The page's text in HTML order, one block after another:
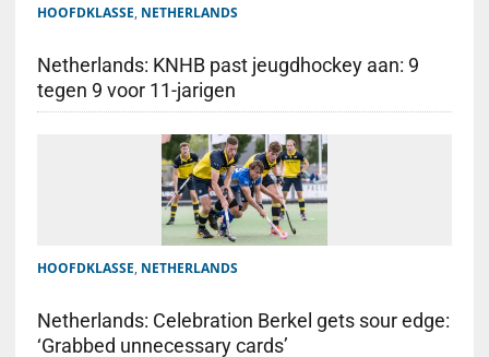
HOOFDKLASSE, NETHERLANDS
Netherlands: KNHB past jeugdhockey aan: 9
tegen 9 voor 11-jarigen
HOOFDKLASSE, NETHERLANDS
Netherlands: Celebration Berkel gets sour edge:
‘Grabbed unnecessary cards’